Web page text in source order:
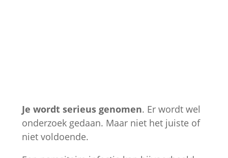
Je wordt serieus genomen. Er wordt wel
onderzoek gedaan. Maar niet het juiste of
niet voldoende.